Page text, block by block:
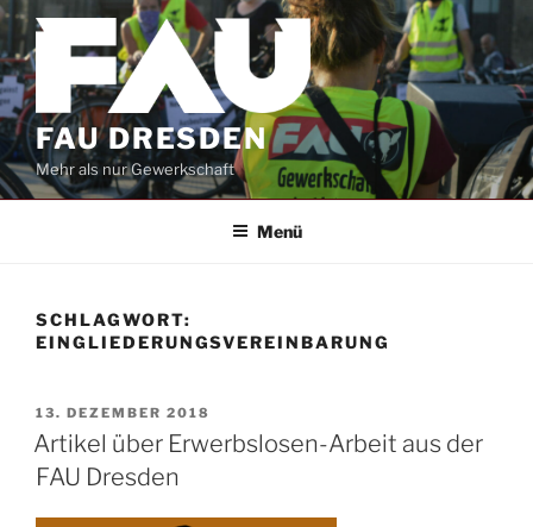
Zum
Inhalt
springen
FAU DRESDEN
Mehr als nur Gewerkschaft
Menü
SCHLAGWORT:
EINGLIEDERUNGSVEREINBARUNG
VERÖFFENTLICHT
AM
13. DEZEMBER 2018
Artikel über Erwerbslosen-Arbeit aus der
FAU Dresden